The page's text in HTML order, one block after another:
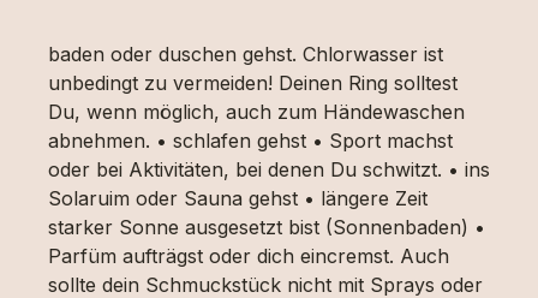
baden oder duschen gehst. Chlorwasser ist
unbedingt zu vermeiden! Deinen Ring solltest
Du, wenn möglich, auch zum Händewaschen
abnehmen. • schlafen gehst • Sport machst
oder bei Aktivitäten, bei denen Du schwitzt. • ins
Solaruim oder Sauna gehst • längere Zeit
starker Sonne ausgesetzt bist (Sonnenbaden) •
Parfüm aufträgst oder dich eincremst. Auch
sollte dein Schmuckstück nicht mit Sprays oder